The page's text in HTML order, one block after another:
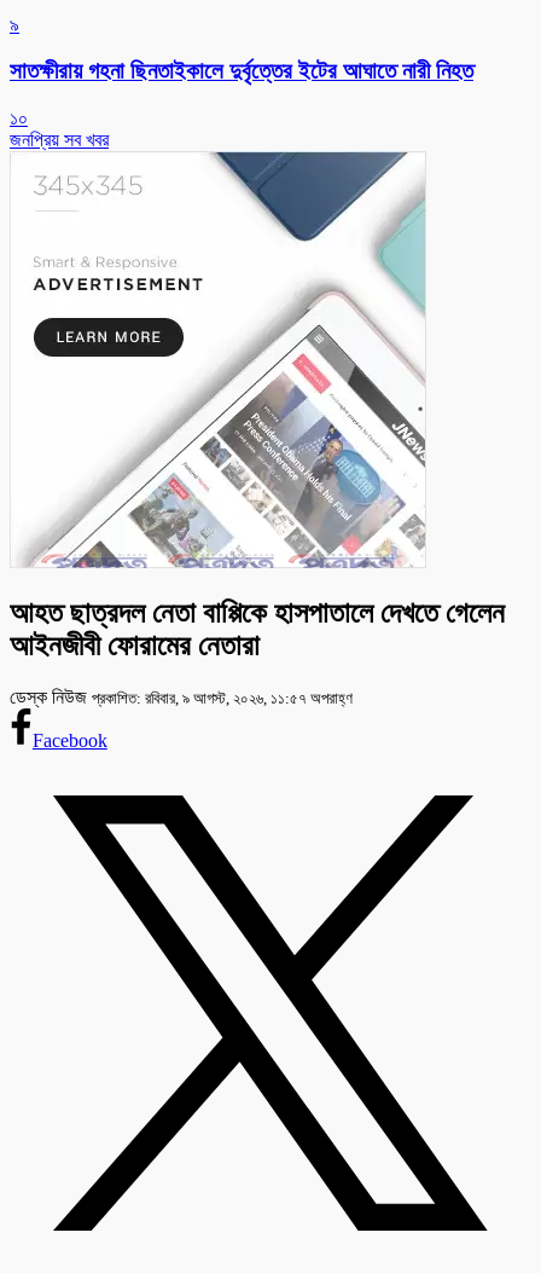
৯
সাতক্ষীরায় গহনা ছিনতাইকালে দুর্বৃত্তের ইটের আঘাতে নারী নিহত
১০
জনপ্রিয় সব খবর
আহত ছাত্রদল নেতা বাপ্পিকে হাসপাতালে দেখতে গেলেন
আইনজীবী ফোরামের নেতারা
ডেস্ক নিউজ প্রকাশিত: রবিবার, ৯ আগস্ট, ২০২৬, ১১:৫৭ অপরাহ্ণ
Facebook